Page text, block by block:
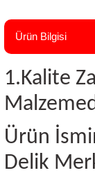
Ürün Bilgisi
1.Kalite
Ürün
Delik